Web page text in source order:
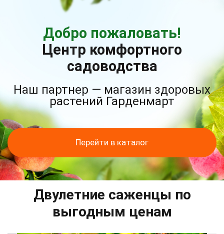
Добро пожаловать!
Центр комфортного
садоводства
Наш партнер — магазин здоровых
растений Гарденмарт
Перейти в каталог
Двулетние саженцы по
выгодным ценам